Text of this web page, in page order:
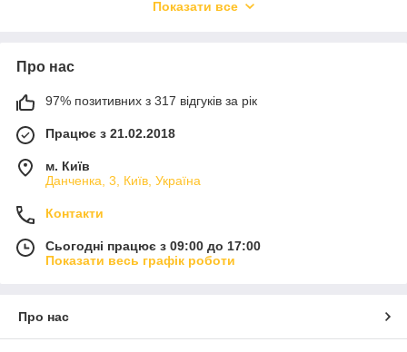
домашніх тварин щодня
Показати все
Про нас
97% позитивних з 317 відгуків за рік
Працює з 21.02.2018
м. Київ
Данченка, 3, Київ, Україна
Контакти
Сьогодні працює з 09:00 до 17:00
Показати весь графік роботи
Про нас